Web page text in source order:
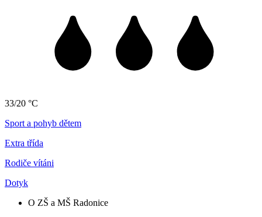
33/20 °C
Sport a pohyb dětem
Extra třída
Rodiče vítáni
Dotyk
O ZŠ a MŠ Radonice